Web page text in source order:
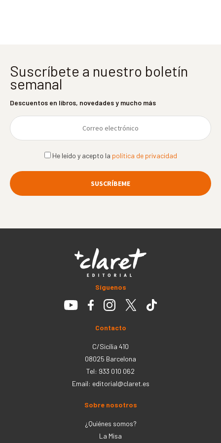
Suscríbete a nuestro boletín
semanal
Descuentos en libros, novedades y mucho más
He leído y acepto la política de privacidad
Síguenos
Contacto
C/Sicília 410
08025 Barcelona
Tel: 933 010 062
Email: editorial@claret.es
Sobre nosotros
¿Quiénes somos?
La Misa